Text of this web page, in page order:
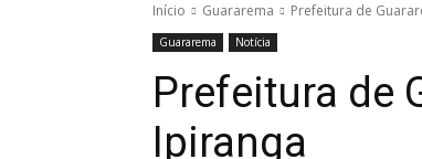
Início Guararema Prefeitura de
Guararema Notícia
Prefeitura de
Ipiranga